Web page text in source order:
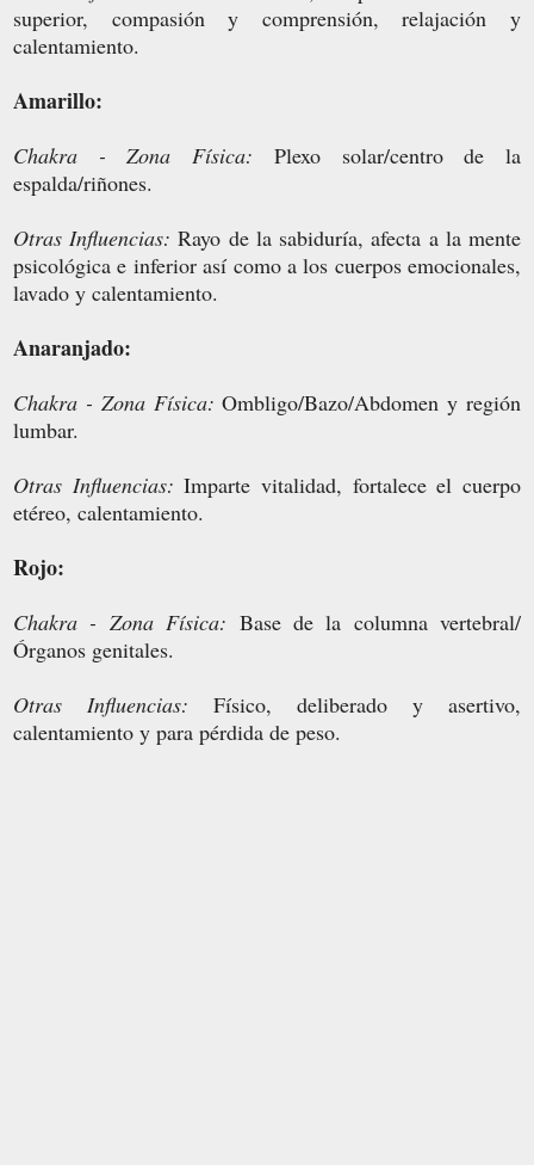
superior, compasión y comprensión, relajación y
calentamiento.
Amarillo:
Chakra - Zona Física: Plexo solar/centro de la
espalda/riñones.
Otras Influencias:Rayo de la sabiduría, afecta a la mente
psicológica e inferior así como a los cuerpos emocionales,
lavado y calentamiento.
Anaranjado:
Chakra - Zona Física:Ombligo/Bazo/Abdomen y región
lumbar.
Otras Influencias:Imparte vitalidad, fortalece el cuerpo
etéreo, calentamiento.
Rojo:
Chakra - Zona Física: Base de la columna vertebral/
Órganos genitales.
Otras Influencias: Físico, deliberado y asertivo,
calentamiento y para pérdida de peso.